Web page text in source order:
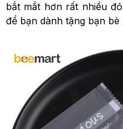
bắt mắt hơn rất nhiều
để bạn dành tặng bạn bè